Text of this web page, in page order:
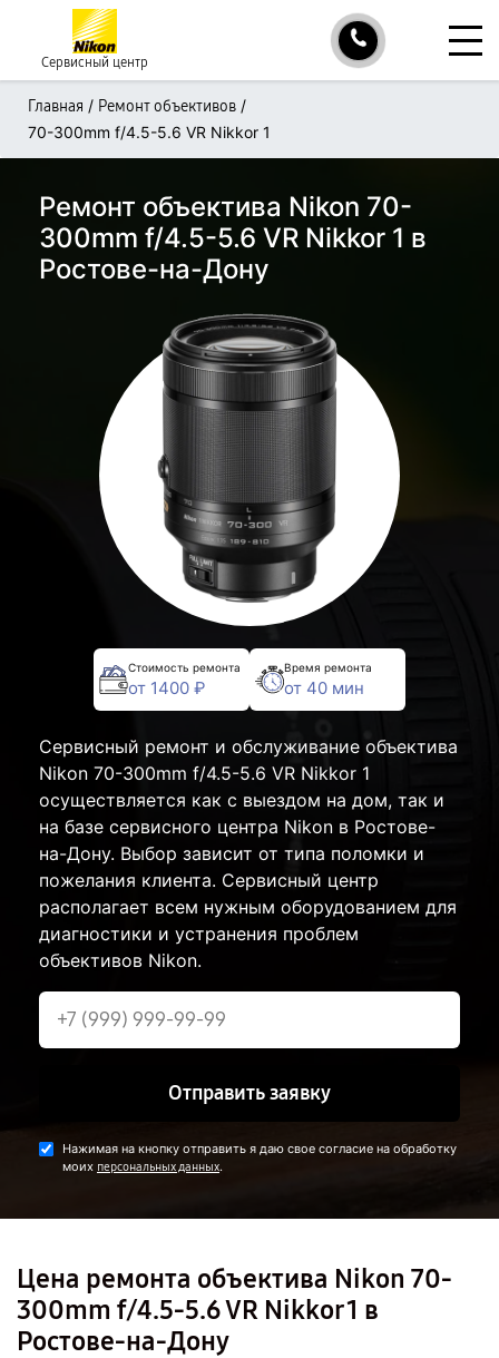
Сервисный центр
Главная / Ремонт объективов /
70-300mm f/4.5-5.6 VR Nikkor 1
Ремонт объектива Nikon 70-
300mm f/4.5-5.6 VR Nikkor 1 в
Ростове-на-Дону
Стоимость ремонта
от 1400 ₽
Время ремонта
от 40 мин
Сервисный ремонт и обслуживание объектива
Nikon 70-300mm f/4.5-5.6 VR Nikkor 1
осуществляется как с выездом на дом, так и
на базе сервисного центра Nikon в Ростове-
на-Дону. Выбор зависит от типа поломки и
пожелания клиента. Сервисный центр
располагает всем нужным оборудованием для
диагностики и устранения проблем
объективов Nikon.
Отправить заявку
Нажимая на кнопку отправить я даю свое согласие на обработку
моих персональных данных.
Цена ремонта объектива Nikon 70-
300mm f/4.5-5.6 VR Nikkor 1 в
Ростове-на-Дону